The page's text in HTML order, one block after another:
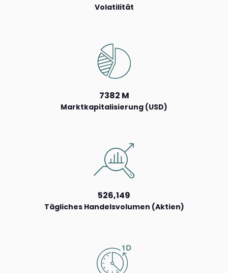
Volatilität
7382 M
Marktkapitalisierung (USD)
526,149
Tägliches Handelsvolumen (Aktien)